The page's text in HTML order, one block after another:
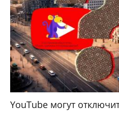
YouTube могут